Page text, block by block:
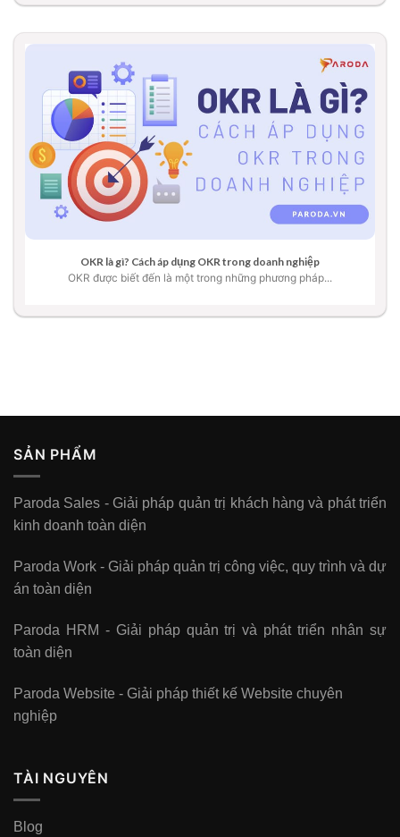
OKR là gì? Cách áp dụng OKR trong doanh nghiệp
OKR được biết đến là một trong những phương pháp...
SẢN PHẨM
Paroda Sales - Giải pháp quản trị khách hàng và phát triển
kinh doanh toàn diện
Paroda Work - Giải pháp quản trị công việc, quy trình và dự
án toàn diện
Paroda HRM - Giải pháp quản trị và phát triển nhân sự
toàn diện
Paroda Website - Giải pháp thiết kế Website chuyên
nghiệp
TÀI NGUYÊN
Blog